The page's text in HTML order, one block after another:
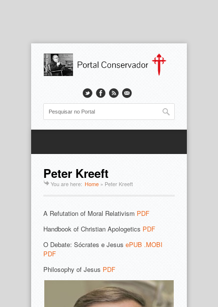
Peter Kreeft
You are here: Home » Peter Kreeft
A Refutation of Moral Relativism PDF
Handbook of Christian Apologetics PDF
O Debate: Sócrates e Jesus ePUB .MOBI
PDF
Philosophy of Jesus PDF